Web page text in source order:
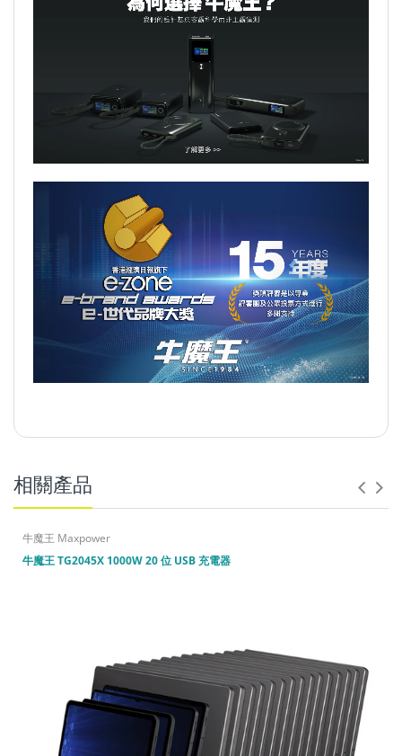
100-240VAC 50/60Hz 2.5A Max. |輸出:[USB-C1]
PD3.1: 5V 3A / 9V 3A / 12V 3A / 15V 3A / 20V 5A / 28V 5A
(140W Max.) [USB-C2] 5V 3A / 9V 3A / 12V 3A / 15V 3A /
相關產品
牛魔王 Maxpower
牛魔王 TG2045X 1000W 20 位 USB 充電器